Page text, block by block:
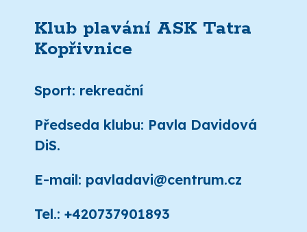
Klub plavání ASK Tatra
Kopřivnice
Sport: rekreační
Předseda klubu: Pavla Davidová
DiS.
E-mail: pavladavi@centrum.cz
Tel.: +420737901893